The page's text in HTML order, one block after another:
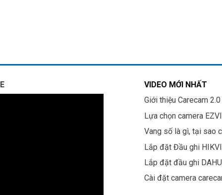
VIDEO MỚI NHẤT
Giới thiệu Carecam 2.0
Lựa chọn camera
Vang số là gì, tại sao
Lắp đặt Đầu ghi
Lắp đặt đầu ghi
Cài đặt camera